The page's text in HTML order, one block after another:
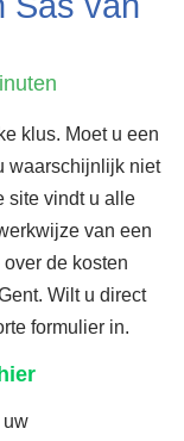
klus. Moet u een
waarschijnlijk niet
site vindt u alle
van een
de kosten
Wilt u direct
formulier in.
uw